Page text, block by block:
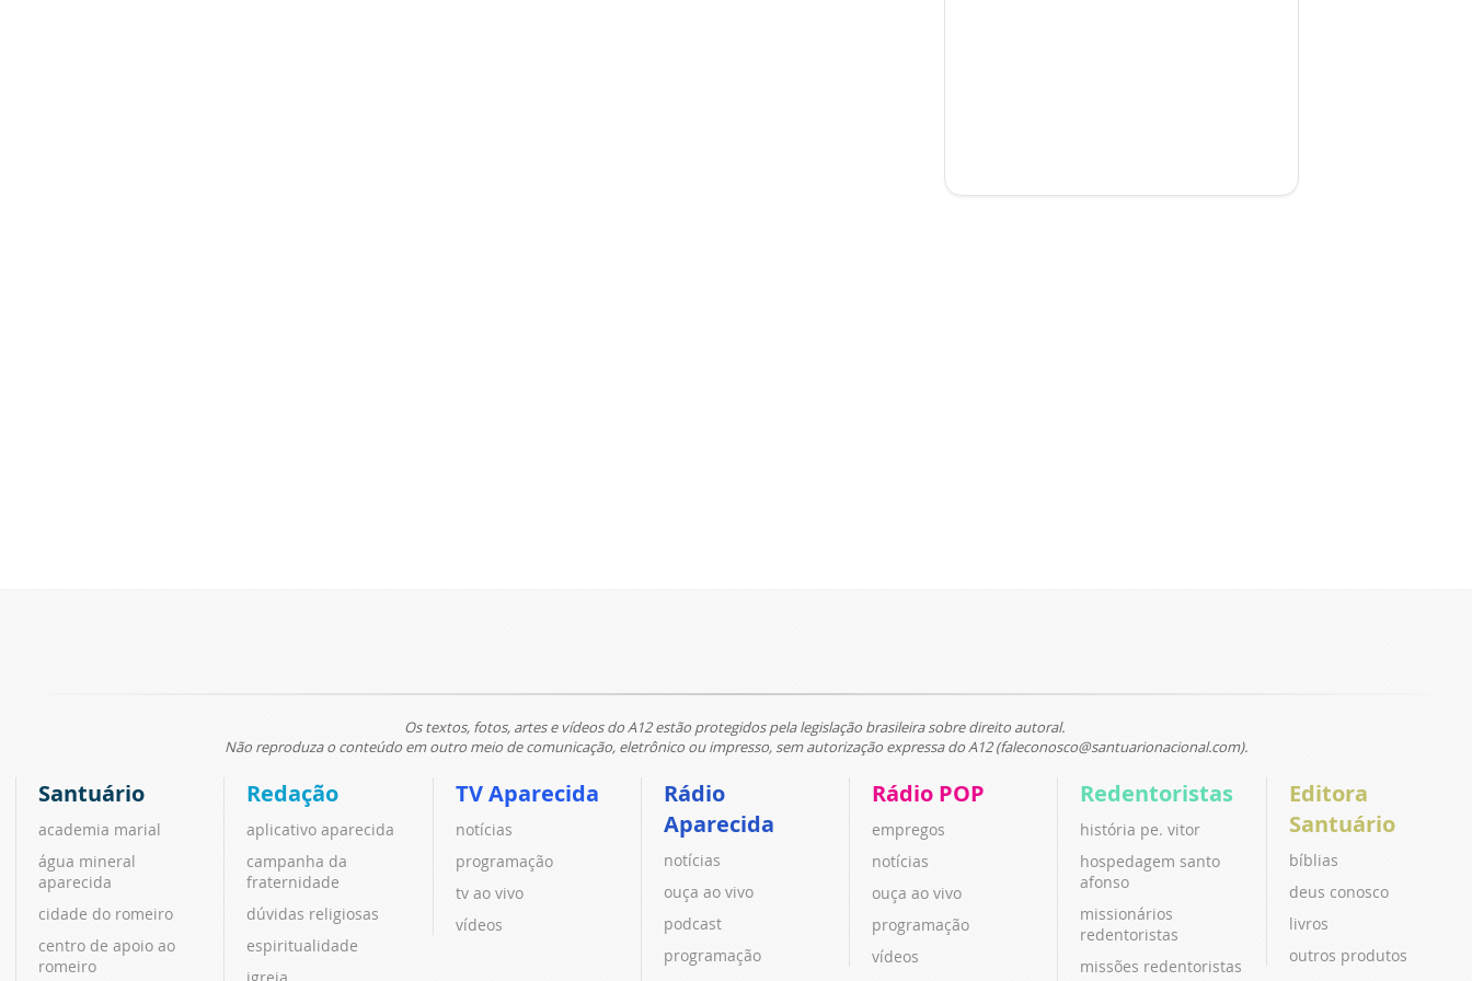
Os textos, fotos, artes e vídeos do A12 estão protegidos pela legislação brasileira sobre direito autoral.
Não reproduza o conteúdo em outro meio de comunicação, eletrônico ou impresso, sem autorização expressa do A12 (faleconosco@santuarionacional.com).
Santuário
academia marial
água mineral
aparecida
cidade do romeiro
centro de apoio ao
romeiro
Redação
aplicativo aparecida
campanha da
fraternidade
dúvidas religiosas
espiritualidade
igreja
TV Aparecida
notícias
programação
tv ao vivo
vídeos
Rádio
Aparecida
notícias
ouça ao vivo
podcast
programação
Rádio POP
empregos
notícias
ouça ao vivo
programação
vídeos
Redentoristas
história pe. vitor
hospedagem santo
afonso
missionários
redentoristas
missões redentoristas
Editora
Santuário
bíblias
deus conosco
livros
outros produtos